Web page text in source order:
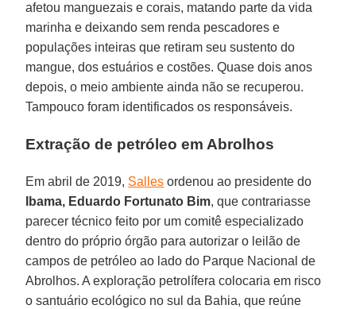
afetou manguezais e corais, matando parte da vida
marinha e deixando sem renda pescadores e
populações inteiras que retiram seu sustento do
mangue, dos estuários e costões. Quase dois anos
depois, o meio ambiente ainda não se recuperou.
Tampouco foram identificados os responsáveis.
Extração de petróleo em Abrolhos
Em abril de 2019, Salles ordenou ao presidente do
Ibama, Eduardo Fortunato Bim, que contrariasse
parecer técnico feito por um comitê especializado
dentro do próprio órgão para autorizar o leilão de
campos de petróleo ao lado do Parque Nacional de
Abrolhos. A exploração petrolífera colocaria em risco
o santuário ecológico no sul da Bahia, que reúne